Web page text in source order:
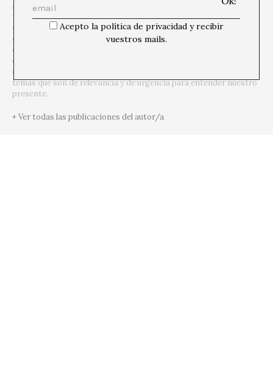
A*DESK es una
plataforma crítica centrada en la edición, la
formación, la experimentación, la comunicación y la difusión
en relación a la cultura y el arte contemporáneos,que se
define desde la
transversalidad. El punto de partida es el arte
contemporáneo, porque es de allí de donde venimos y esta
consciencia nos permite ir mucho más allá, incorporar otras
disciplinas y formas del pensamiento para hablar y debatir sobre
temas que son de relevancia y de urgencia para entender nuestro
presente.
+ Ver todas las publicaciones del autor/a
Acepto la política de privacidad y recibir
vuestros mails.